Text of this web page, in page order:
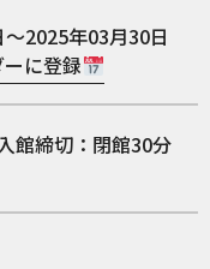
2025年03月30日
に登録
館締切：閉館30分